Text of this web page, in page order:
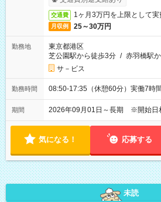
交通費 1ヶ月3万円を上限として実
月収例 25～30万円
勤務地
東京都港区
芝公園駅から徒歩3分 / 赤羽橋駅
サ－ビス
勤務時間 08:50-17:35（休憩60分）実働7時
期間 2026年09月01日～長期 ※開始日
気になる！ 応募する
未読